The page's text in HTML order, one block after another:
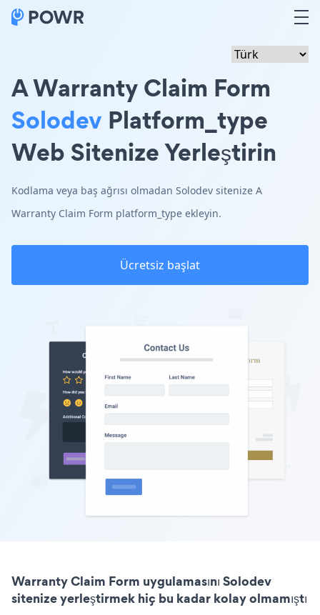
A Warranty Claim Form
Solodev Platform_type
Web Sitenize Yerleştirin
Kodlama veya baş ağrısı olmadan Solodev sitenize A
Warranty Claim Form platform_type ekleyin.
Ücretsiz başlat
Warranty Claim Form uygulamasını Solodev
sitenize yerleştirmek hiç bu kadar kolay olmamıştı